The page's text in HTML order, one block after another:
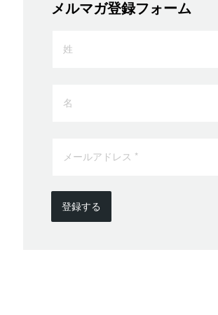
メルマガ登録フォーム
登録する